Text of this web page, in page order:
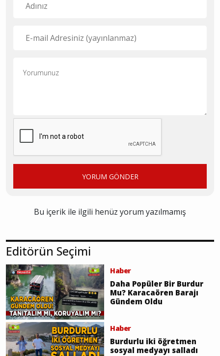
YORUM GÖNDER
Bu içerik ile ilgili henüz yorum yazılmamış
Editörün Seçimi
Haber
Daha Popüler Bir Burdur
Mu? Karacaören Barajı
Gündem Oldu
Haber
Burdurlu iki öğretmen
sosyal medyayı salladı